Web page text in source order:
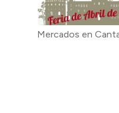
Mercados en